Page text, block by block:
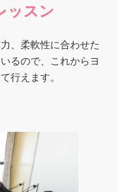
ッスン
、柔軟性に合わせた
るので、これからヨ
行えます。